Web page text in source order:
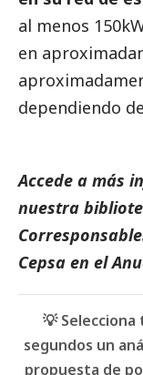
al menos
en
dependiendo
Accede a más
nuestra
Cepsa en el
💡
segundos un
propuesta de